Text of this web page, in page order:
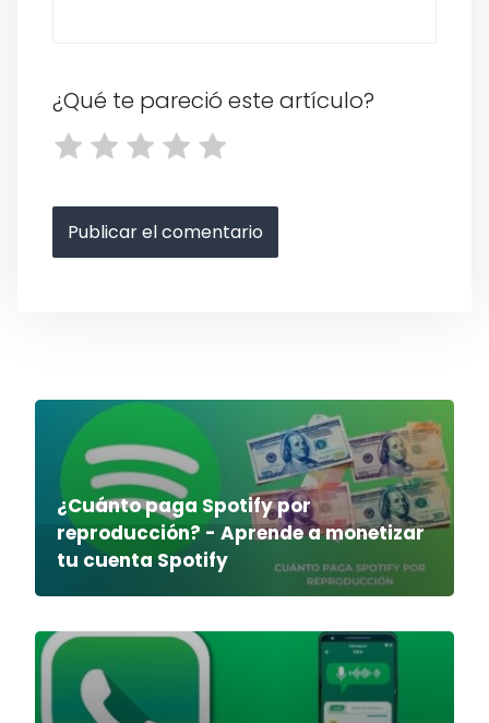
¿Qué te pareció este artículo?
¿Cuánto paga Spotify por
reproducción? - Aprende a monetizar
tu cuenta Spotify